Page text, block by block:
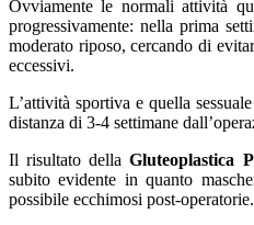
Ovviamente le normali attività
progressivamente: nella prima
moderato riposo, cercando di
eccessivi.
L’attività sportiva e quella
distanza di 3-4 settimane
Il risultato dellaGluteoplastica
subito evidente in quanto
possibile ecchimosi post-operatorie.